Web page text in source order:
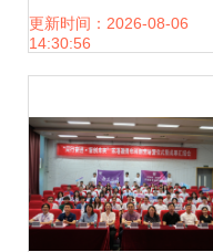
家志愿团在北斗西
创业交流
更新时间：2026-08-06
14:30:56